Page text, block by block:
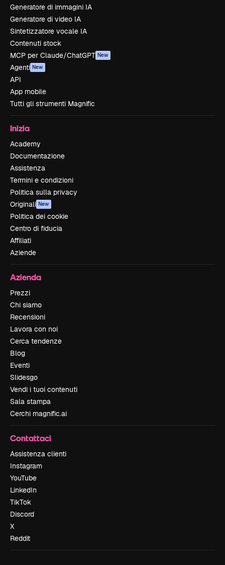
Generatore di immagini IA
Generatore di video IA
Sintetizzatore vocale IA
Contenuti stock
MCP per Claude/ChatGPT New
Agenti New
API
App mobile
Tutti gli strumenti Magnific
Inizia
Academy
Documentazione
Assistenza
Termini e condizioni
Politica sulla privacy
Originali New
Politica dei cookie
Centro di fiducia
Affiliati
Aziende
Azienda
Prezzi
Chi siamo
Recensioni
Lavora con noi
Cerca tendenze
Blog
Eventi
Slidesgo
Vendi i tuoi contenuti
Sala stampa
Cerchi magnific.ai
Contattaci
Assistenza clienti
Instagram
YouTube
LinkedIn
TikTok
Discord
X
Reddit